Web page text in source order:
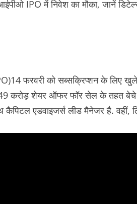
फरवरी को सब्सक्रिप्शन के लिए
करोड़ शेयर ऑफर फॉर सेल के तहत बेचे
एडवाइजर्स लीड मैनेजर है. वहीं,